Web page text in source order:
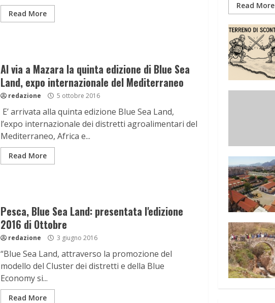
Read More
Al via a Mazara la quinta edizione di Blue Sea
Land, expo internazionale del Mediterraneo
redazione 5 ottobre 2016
E’ arrivata alla quinta edizione Blue Sea Land,
l’expo internazionale dei distretti agroalimentari del
Mediterraneo, Africa e...
Read More
Pesca, Blue Sea Land: presentata l'edizione
2016 di Ottobre
redazione 3 giugno 2016
“Blue Sea Land, attraverso la promozione del
modello del Cluster dei distretti e della Blue
Economy si...
Read More
Read More